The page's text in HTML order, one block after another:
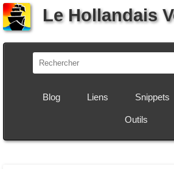
Le Hollandais
Blog Liens Snippets
Outils